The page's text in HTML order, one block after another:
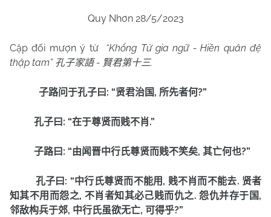
Quy Nhơn 28/5/2023
Cặp đối mượn ý từ
“Khổng Tử gia ngữ - Hiền quân đệ
thập tam” 孔子家語- 賢君第十三.
子路问于孔子曰 : “贤君治国 , 所先者何?”
孔子曰 : “在于尊贤而贱不肖.”
子路曰 : “由闻晋中行氏尊贤而贱不笑矣, 其亡何也?”
孔子曰 : “中行氏尊贤而不能用 , 贱不肖而不能去. 贤者
知其不用而怨之, 不肖者知其必己贱而仇之.怨仇并存于国 ,
邻敌构兵于郊, 中行氏虽欲无亡, 可得乎?”